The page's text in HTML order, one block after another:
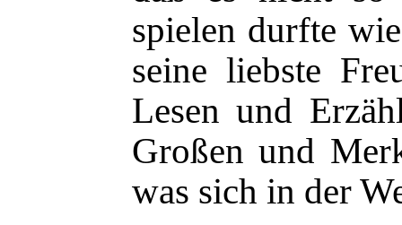
spielen durfte
seine liebste
Lesen und
Großen und
was sich in der